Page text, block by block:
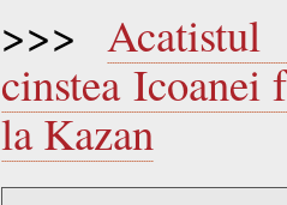
>>>
cinstea Icoanei
la Kazan